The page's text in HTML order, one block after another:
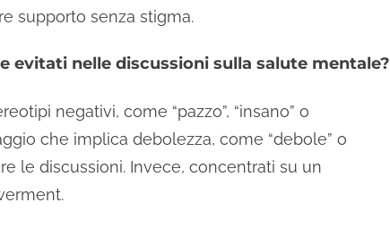
supporto senza stigma.
evitati nelle discussioni sulla salute mentale?
negativi, come “pazzo”, “insano” o
che implica debolezza, come “debole” o
le discussioni. Invece, concentrati su un